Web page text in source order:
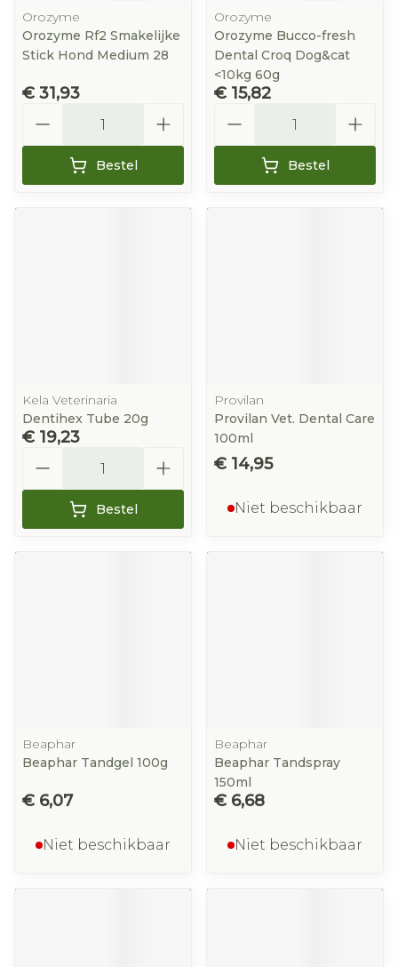
Orozyme
Orozyme Rf2 Smakelijke
Stick Hond Medium 28
€ 31,93
Bestel
Orozyme
Orozyme Bucco-fresh
Dental Croq Dog&cat
<10kg 60g
€ 15,82
Bestel
Kela Veterinaria
Dentihex Tube 20g
€ 19,23
Bestel
Provilan
Provilan Vet. Dental Care
100ml
€ 14,95
Niet beschikbaar
Beaphar
Beaphar Tandgel 100g
€ 6,07
Niet beschikbaar
Beaphar
Beaphar Tandspray
150ml
€ 6,68
Niet beschikbaar